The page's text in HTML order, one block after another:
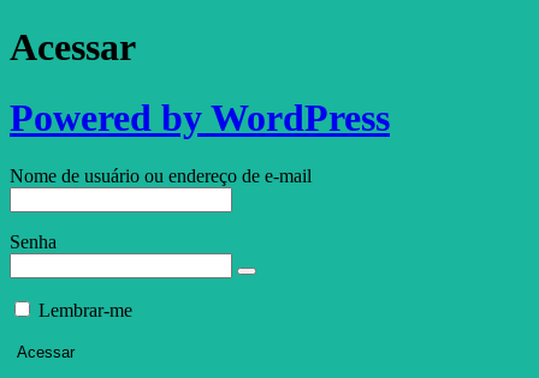
Acessar
Powered by WordPress
Nome de usuário ou endereço de e-mail
Senha
Lembrar-me